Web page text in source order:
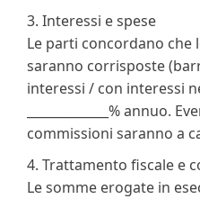
3. Interessi e spese
Le parti concordano che
saranno corrisposte
interessi / con interessi
_____________% annuo.
commissioni saranno a
4. Trattamento fiscale e
Le somme erogate in